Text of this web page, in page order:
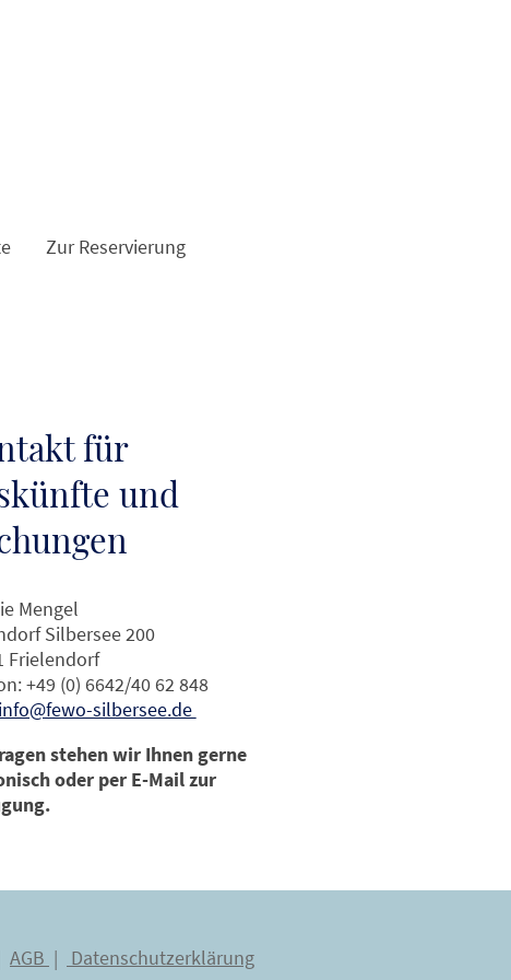
Zur Reservierung
für
und
Mengel
Silbersee 200
Frielendorf
+49 (0) 6642/40 62 848
info@fewo-silbersee.de
stehen wir Ihnen gerne
oder per E-Mail zur
AGB | Datenschutzerklärung